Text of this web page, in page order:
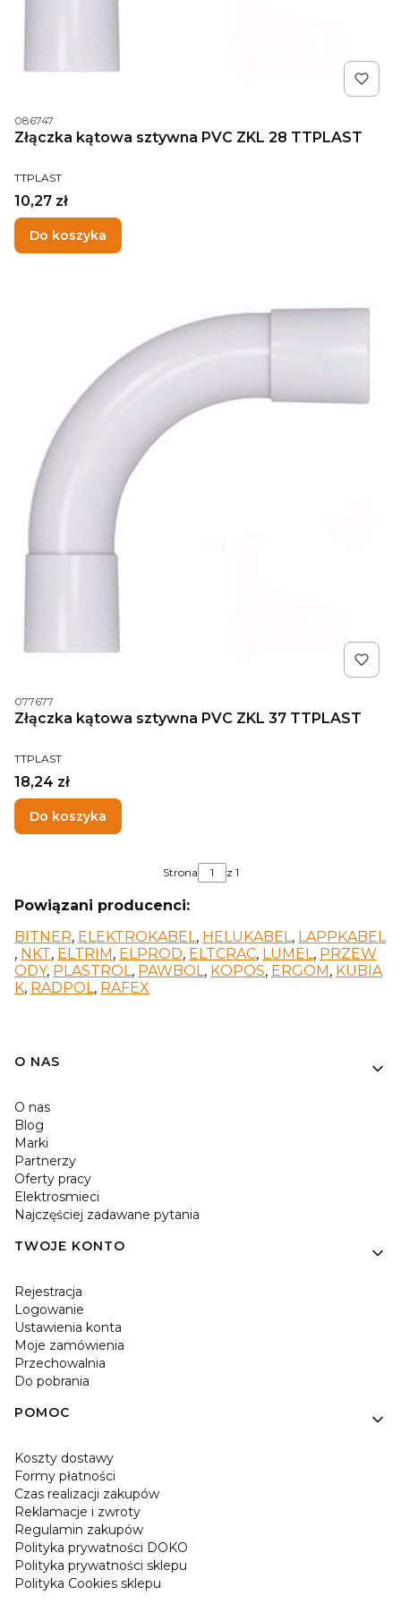
Kod produktu
086747
Złączka kątowa sztywna PVC ZKL 28 TTPLAST
PRODUCENT
TTPLAST
Cena
10,27 zł
Do koszyka
Kod produktu
077677
Złączka kątowa sztywna PVC ZKL 37 TTPLAST
PRODUCENT
TTPLAST
Cena
18,24 zł
Do koszyka
Strona z 1
Powiązani producenci:
BITNER, ELEKTROKABEL, HELUKABEL, LAPPKABEL
, NKT, ELTRIM, ELPROD, ELTCRAC, LUMEL, PRZEW
ODY, PLASTROL, PAWBOL, KOPOS, ERGOM, KUBIA
K, RADPOL, RAFEX
O NAS
O nas
Blog
Marki
Partnerzy
Oferty pracy
Elektrosmieci
Najczęściej zadawane pytania
TWOJE KONTO
Rejestracja
Logowanie
Ustawienia konta
Moje zamówienia
Przechowalnia
Do pobrania
POMOC
Koszty dostawy
Formy płatności
Czas realizacji zakupów
Reklamacje i zwroty
Regulamin zakupów
Polityka prywatności DOKO
Polityka prywatności sklepu
Polityka Cookies sklepu